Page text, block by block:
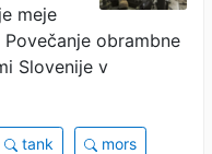
meje
obrambne
Slovenije v
tank mors